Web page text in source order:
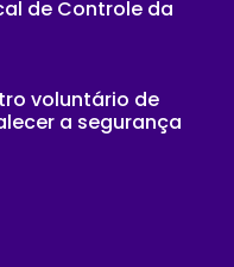
de Controle da
voluntário de
a segurança